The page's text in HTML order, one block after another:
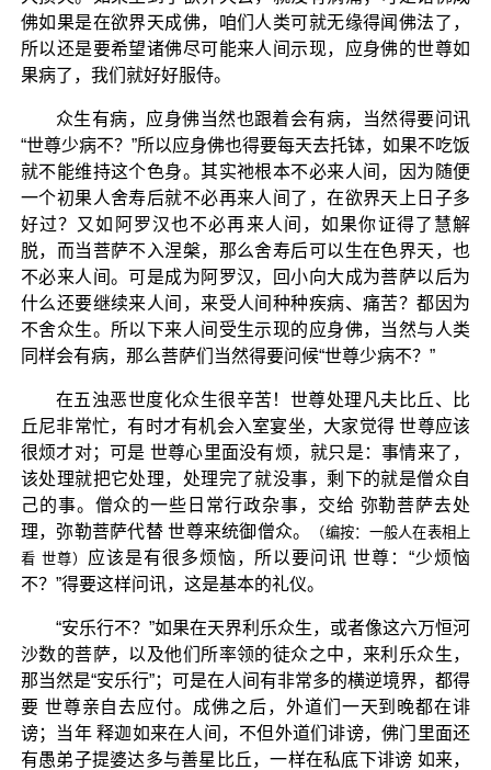
佛如果是在欲界天成佛，咱们人类可就无缘得闻佛法了，
所以还是要希望诸佛尽可能来人间示现，应身佛的世尊如
果病了，我们就好好服侍。
众生有病，应身佛当然也跟着会有病，当然得要问讯
“世尊少病不？”所以应身佛也得要每天去托钵，如果不吃饭
就不能维持这个色身。其实祂根本不必来人间，因为随便
一个初果人舍寿后就不必再来人间了，在欲界天上日子多
好过？又如阿罗汉也不必再来人间，如果你证得了慧解
脱，而当菩萨不入涅槃，那么舍寿后可以生在色界天，也
不必来人间。可是成为阿罗汉，回小向大成为菩萨以后为
什么还要继续来人间，来受人间种种疾病、痛苦？都因为
不舍众生。所以下来人间受生示现的应身佛，当然与人类
同样会有病，那么菩萨们当然得要问候“世尊少病不？”
在五浊恶世度化众生很辛苦！世尊处理凡夫比丘、比
丘尼非常忙，有时才有机会入室宴坐，大家觉得 世尊应该
很烦才对；可是 世尊心里面没有烦，就只是：事情来了，
该处理就把它处理，处理完了就没事，剩下的就是僧众自
己的事。僧众的一些日常行政杂事，交给 弥勒菩萨去处
理，弥勒菩萨代替 世尊来统御僧众。
（编按：一般人在表相上
看 世尊） 应该是有很多烦恼，所以要问讯 世尊：“少烦恼
不？”得要这样问讯，这是基本的礼仪。
“安乐行不？”如果在天界利乐众生，或者像这六万恒河
沙数的菩萨，以及他们所率领的徒众之中，来利乐众生，
那当然是“安乐行”；可是在人间有非常多的横逆境界，都得
要 世尊亲自去应付。成佛之后，外道们一天到晚都在诽
谤；当年 释迦如来在人间，不但外道们诽谤，佛门里面还
有愚弟子提婆达多与善星比丘，一样在私底下诽谤 如来，